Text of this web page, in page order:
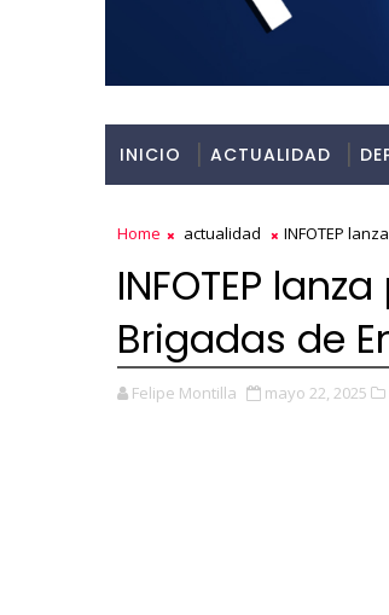
INICIO ACTUALIDAD
Home actualidad INFOTEP
INFOTEP
Brigadas de
Felipe Montilla mayo 22, 2025